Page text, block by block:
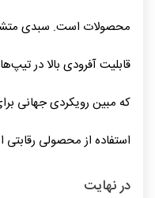
محصولات است. سبدی
که مبین رویکردی جهانی
استفاده از محصولی
در نهایت